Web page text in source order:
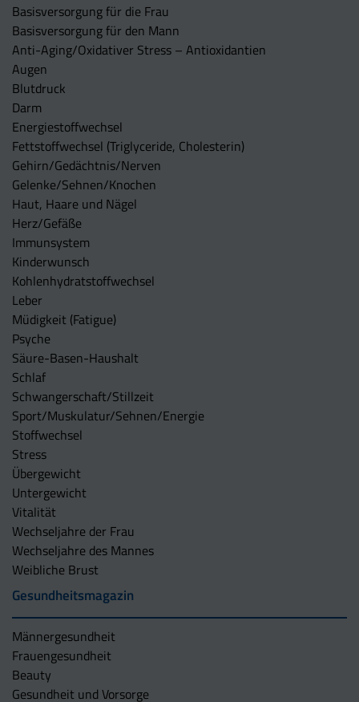
Basisversorgung für die Frau
Basisversorgung für den Mann
Anti-Aging/Oxidativer Stress – Antioxidantien
Augen
Blutdruck
Darm
Energiestoffwechsel
Fettstoffwechsel (Triglyceride, Cholesterin)
Gehirn/Gedächtnis/Nerven
Gelenke/Sehnen/Knochen
Haut, Haare und Nägel
Herz/Gefäße
Immunsystem
Kinderwunsch
Kohlenhydratstoffwechsel
Leber
Müdigkeit (Fatigue)
Psyche
Säure-Basen-Haushalt
Schlaf
Schwangerschaft/Stillzeit
Sport/Muskulatur/Sehnen/Energie
Stoffwechsel
Stress
Übergewicht
Untergewicht
Vitalität
Wechseljahre der Frau
Wechseljahre des Mannes
Weibliche Brust
Gesundheitsmagazin
Männergesundheit
Frauengesundheit
Beauty
Gesundheit und Vorsorge